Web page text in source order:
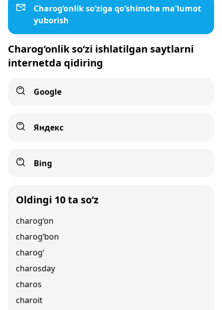
Charog‘onlik so‘ziga qo‘shimcha ma'lumot
yuborish
Charog‘onlik so‘zi ishlatilgan saytlarni
internetda qidiring
Google
Яндекс
Bing
Oldingi 10 ta so‘z
charog‘on
charog‘bon
charog‘
charosday
charos
charoit